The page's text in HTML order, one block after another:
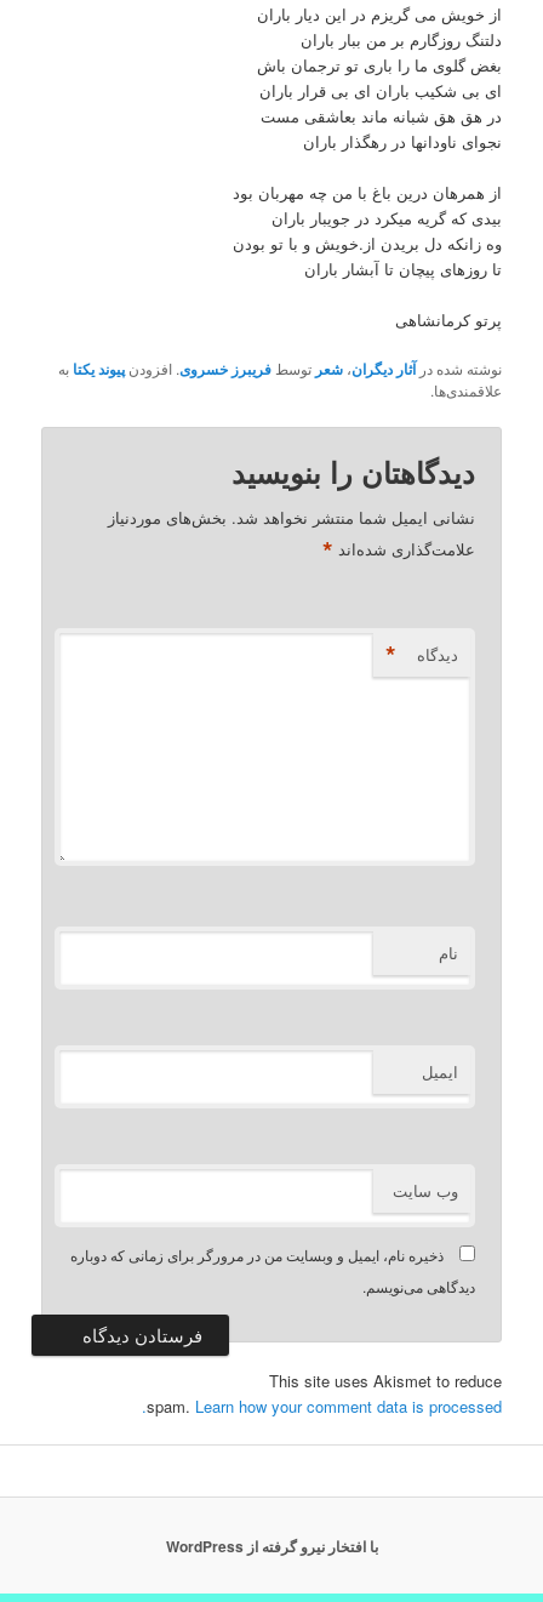
از خویش می گریزم در این دیار باران
دلتنگ روزگارم بر من ببار باران
بغض گلوی ما را باری تو ترجمان باش
ای بی شکیب باران ای بی قرار باران
در هق هق شبانه ماند بعاشقی مست
نجوای ناودانها در رهگذار باران
از همرهان درین باغ با من چه مهربان بود
بیدی که گریه میکرد در جویبار باران
وه زانکه دل بریدن از.خویش و با تو بودن
تا روزهای پیچان تا آبشار باران
پرتو کرمانشاهی
نوشته شده درآثار دیگران،شعر توسطفریبرز خسروی. افزودنپیوند یکتا به
علاقمندی‌ها.
دیدگاهتان را بنویسید
نشانی ایمیل شما منتشر نخواهد شد. بخش‌های موردنیاز
علامت‌گذاری شده‌اند *
دیدگاه *
نام
ایمیل
وب‌ سایت
ذخیره نام، ایمیل و وبسایت من در مرورگر برای زمانی که دوباره
دیدگاهی می‌نویسم.
This site uses Akismet to reduce
spam. Learn how your comment data is processed.
با افتخار نیرو گرفته از WordPress